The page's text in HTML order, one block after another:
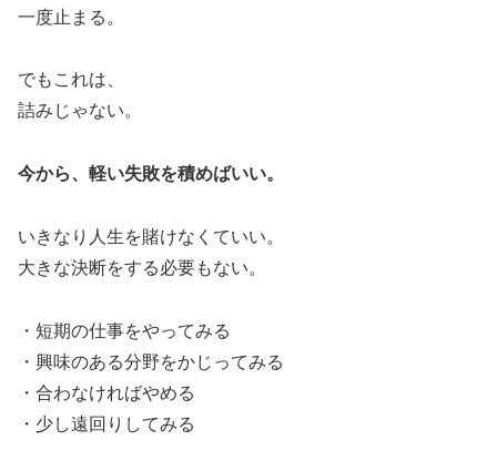
一度止まる。
でもこれは、
詰みじゃない。
今から、軽い失敗を積めばいい。
いきなり人生を賭けなくていい。
大きな決断をする必要もない。
・短期の仕事をやってみる
・興味のある分野をかじってみる
・合わなければやめる
・少し遠回りしてみる